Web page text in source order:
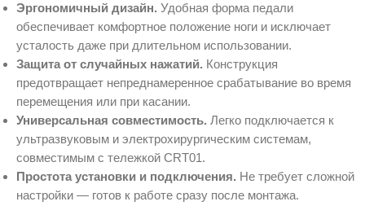
Эргономичный дизайн. Удобная форма педали
обеспечивает комфортное положение ноги и исключает
усталость даже при длительном использовании.
Защита от случайных нажатий. Конструкция
предотвращает непреднамеренное срабатывание во время
перемещения или при касании.
Универсальная совместимость. Легко подключается к
ультразвуковым и электрохирургическим системам,
совместимым с тележкой CRT01.
Простота установки и подключения. Не требует сложной
настройки — готов к работе сразу после монтажа.